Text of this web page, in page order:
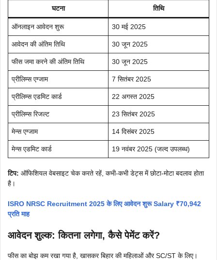
घटना तिथि
ऑनलाइन आवेदन शुरू 30 मई 2025
आवेदन की अंतिम तिथि 30 जून 2025
फीस जमा करने की अंतिम तिथि 30 जून 2025
प्रीलिम्स एग्जाम 7 सितंबर 2025
प्रीलिम्स एडमिट कार्ड 22 अगस्त 2025
प्रीलिम्स रिजल्ट 23 सितंबर 2025
मेन्स एग्जाम 14 दिसंबर 2025
मेन्स एडमिट कार्ड 19 नवंबर 2025 (जल्द उपलब्ध)
टिप: ऑफिशियल वेबसाइट चेक करते रहें, कभी-कभी डेट्स में छोटा-मोटा बदलाव होता
है।
ISRO NRSC Recruitment 2025 के लिए आवेदन शुरू Salary ₹70,942
प्रति माह
आवेदन शुल्क: कितना लगेगा, कैसे पेमेंट करें?
फीस का बोझ कम रखा गया है, खासकर बिहार की महिलाओं और SC/ST के लिए।